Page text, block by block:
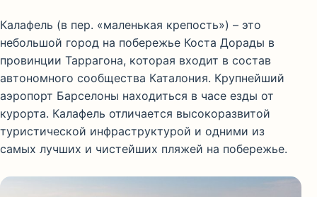
Калафель (в пер. «маленькая крепость») – это
небольшой город на побережье Коста Дорады в
провинции Таррагона, которая входит в состав
автономного сообщества Каталония. Крупнейший
аэропорт Барселоны находиться в часе езды от
курорта. Калафель отличается высокоразвитой
туристической инфраструктурой и одними из
самых лучших и чистейших пляжей на побережье.